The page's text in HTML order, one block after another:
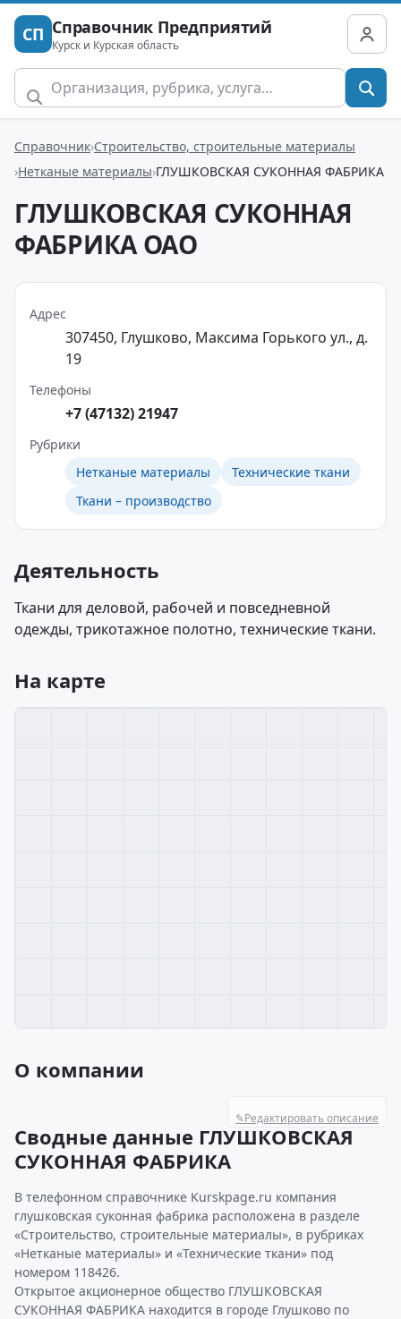
СП Справочник Предприятий
Курск и Курская область
Справочник Строительство, строительные материалы
Нетканые материалы ГЛУШКОВСКАЯ СУКОННАЯ ФАБРИКА
ГЛУШКОВСКАЯ СУКОННАЯ
ФАБРИКА ОАО
Адрес
307450, Глушково, Максима Горького ул., д.
19
Телефоны
+7 (47132) 21947
Рубрики
Нетканые материалы
Технические ткани
Ткани – производство
Деятельность
Ткани для деловой, рабочей и повседневной
одежды, трикотажное полотно, технические ткани.
На карте
О компании
✎Редактировать описание
Сводные данные ГЛУШКОВСКАЯ
СУКОННАЯ ФАБРИКА
В телефонном справочнике Kurskpage.ru компания
глушковская суконная фабрика расположена в разделе
«Строительство, строительные материалы», в рубриках
«Нетканые материалы» и «Технические ткани» под
номером 118426.
Открытое акционерное общество ГЛУШКОВСКАЯ
СУКОННАЯ ФАБРИКА находится в городе Глушково по